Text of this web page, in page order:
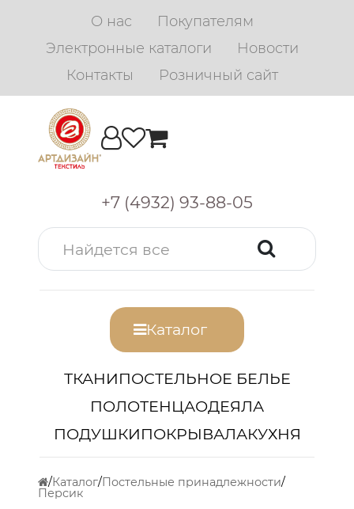
О нас
Покупателям
Электронные каталоги
Новости
Контакты
Розничный сайт
+7 (4932) 93-88-05
Каталог
ТКАНИПОСТЕЛЬНОЕ БЕЛЬЕ
ПОЛОТЕНЦАОДЕЯЛА
ПОДУШКИПОКРЫВАЛАКУХНЯ
Каталог Постельные принадлежности
Персик